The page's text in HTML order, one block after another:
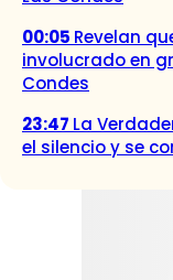
00:05 Revelan
involucrado en
Condes
23:47 La
el silencio y se